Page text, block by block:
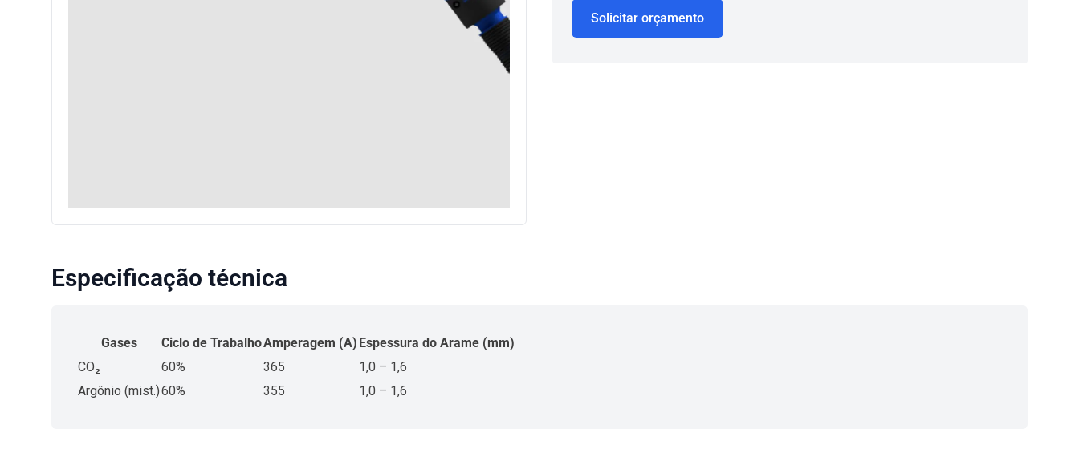
Solicitar orçamento
Especificação técnica
Gases Ciclo de TrabalhoAmperagem (A) Espessura do Arame (mm)
CO₂
60% 365
1,0 – 1,6
Argônio (mist.)60% 355 1,0 – 1,6